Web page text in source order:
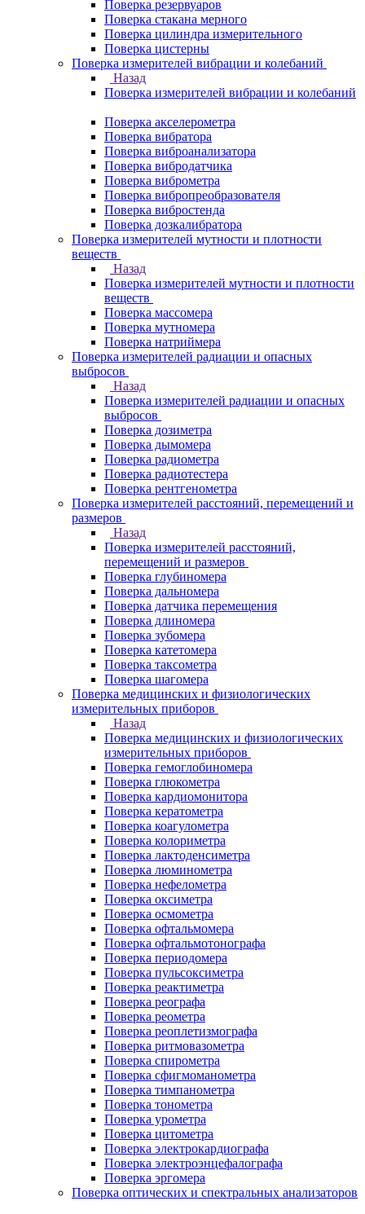
Поверка резервуаров
Поверка стакана мерного
Поверка цилиндра измерительного
Поверка цистерны
Поверка измерителей вибрации и колебаний
Назад
Поверка измерителей вибрации и колебаний
Поверка акселерометра
Поверка вибратора
Поверка виброанализатора
Поверка вибродатчика
Поверка виброметра
Поверка вибропреобразователя
Поверка вибростенда
Поверка дозкалибратора
Поверка измерителей мутности и плотности
веществ
Назад
Поверка измерителей мутности и плотности
веществ
Поверка массомера
Поверка мутномера
Поверка натриймера
Поверка измерителей радиации и опасных
выбросов
Назад
Поверка измерителей радиации и опасных
выбросов
Поверка дозиметра
Поверка дымомера
Поверка радиометра
Поверка радиотестера
Поверка рентгенометра
Поверка измерителей расстояний, перемещений и
размеров
Назад
Поверка измерителей расстояний,
перемещений и размеров
Поверка глубиномера
Поверка дальномера
Поверка датчика перемещения
Поверка длиномера
Поверка зубомера
Поверка катетомера
Поверка таксометра
Поверка шагомера
Поверка медицинских и физиологических
измерительных приборов
Назад
Поверка медицинских и физиологических
измерительных приборов
Поверка гемоглобиномера
Поверка глюкометра
Поверка кардиомонитора
Поверка кератометра
Поверка коагулометра
Поверка колориметра
Поверка лактоденсиметра
Поверка люминометра
Поверка нефелометра
Поверка оксиметра
Поверка осмометра
Поверка офтальмомера
Поверка офтальмотонографа
Поверка периодомера
Поверка пульсоксиметра
Поверка реактиметра
Поверка реографа
Поверка реометра
Поверка реоплетизмографа
Поверка ритмовазометра
Поверка спирометра
Поверка сфигмоманометра
Поверка тимпанометра
Поверка тонометра
Поверка урометра
Поверка цитометра
Поверка электрокардиографа
Поверка электроэнцефалографа
Поверка эргомера
Поверка оптических и спектральных анализаторов